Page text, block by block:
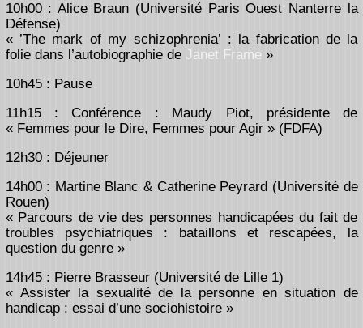
10h00 : Alice Braun (Université Paris Ouest Nanterre la
Défense)
« ’The mark of my schizophrenia’ : la fabrication de la
folie dans l’autobiographie de Janet Frame»
10h45 : Pause
11h15 : Conférence : Maudy Piot, présidente de
« Femmes pour le Dire, Femmes pour Agir » (FDFA)
12h30 : Déjeuner
14h00 : Martine Blanc & Catherine Peyrard (Université de
Rouen)
« Parcours de vie des personnes handicapées du fait de
troubles psychiatriques : bataillons et rescapées, la
question du genre »
14h45 : Pierre Brasseur (Université de Lille 1)
« Assister la sexualité de la personne en situation de
handicap : essai d’une sociohistoire »